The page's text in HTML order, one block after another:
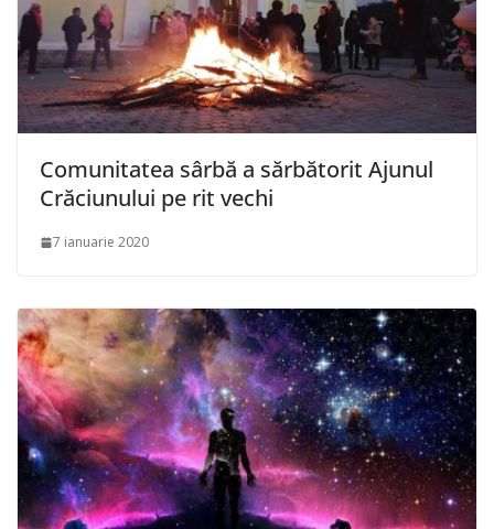
Comunitatea sârbă a sărbătorit Ajunul
Crăciunului pe rit vechi
7 ianuarie 2020